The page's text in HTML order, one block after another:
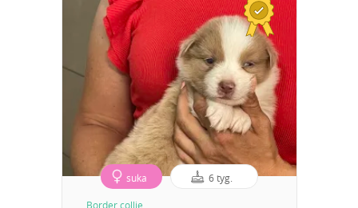
suka 6 tyg.
Border collie